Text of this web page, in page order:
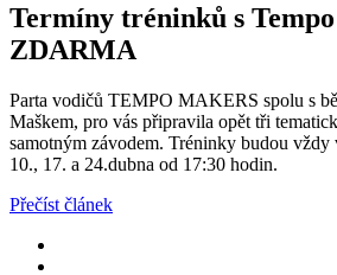
Termíny tréninků s
ZDARMA
Parta vodičů TEMPO MAKERS spolu s
Maškem, pro vás připravila opět tři
samotným závodem. Tréninky budou vždy
10., 17. a 24.dubna od 17:30 hodin.
Přečíst článek